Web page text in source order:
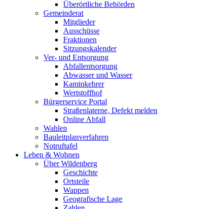
Überörtliche Behörden
Gemeinderat
Mitglieder
Ausschüsse
Fraktionen
Sitzungskalender
Ver- und Entsorgung
Abfallentsorgung
Abwasser und Wasser
Kaminkehrer
Wertstoffhof
Bürgerservice Portal
Straßenlaterne, Defekt melden
Online Abfall
Wahlen
Bauleitplanverfahren
Notruftafel
Leben & Wohnen
Über Wildenberg
Geschichte
Ortsteile
Wappen
Geografische Lage